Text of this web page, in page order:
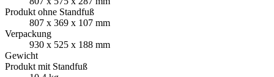
Produkt ohne Standfuß
807 x 369 x 107 mm
Verpackung
930 x 525 x 188 mm
Gewicht
Produkt mit Standfuß